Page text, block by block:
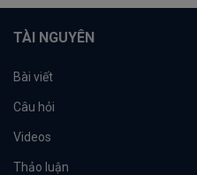
TÀI NGUYÊN
Bài viết
Câu hỏi
Videos
Thảo luận